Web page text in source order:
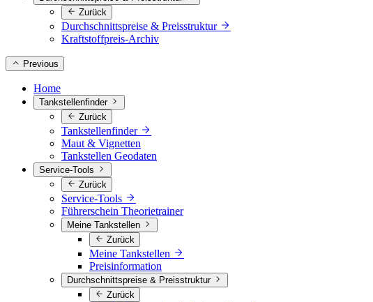
Zurück
Durchschnittspreise & Preisstruktur
Kraftstoffpreis-Archiv
Previous
Home
Tankstellenfinder
Zurück
Tankstellenfinder
Maut & Vignetten
Tankstellen Geodaten
Service-Tools
Zurück
Service-Tools
Führerschein Theorietrainer
Meine Tankstellen
Zurück
Meine Tankstellen
Preisinformation
Durchschnittspreise & Preisstruktur
Zurück